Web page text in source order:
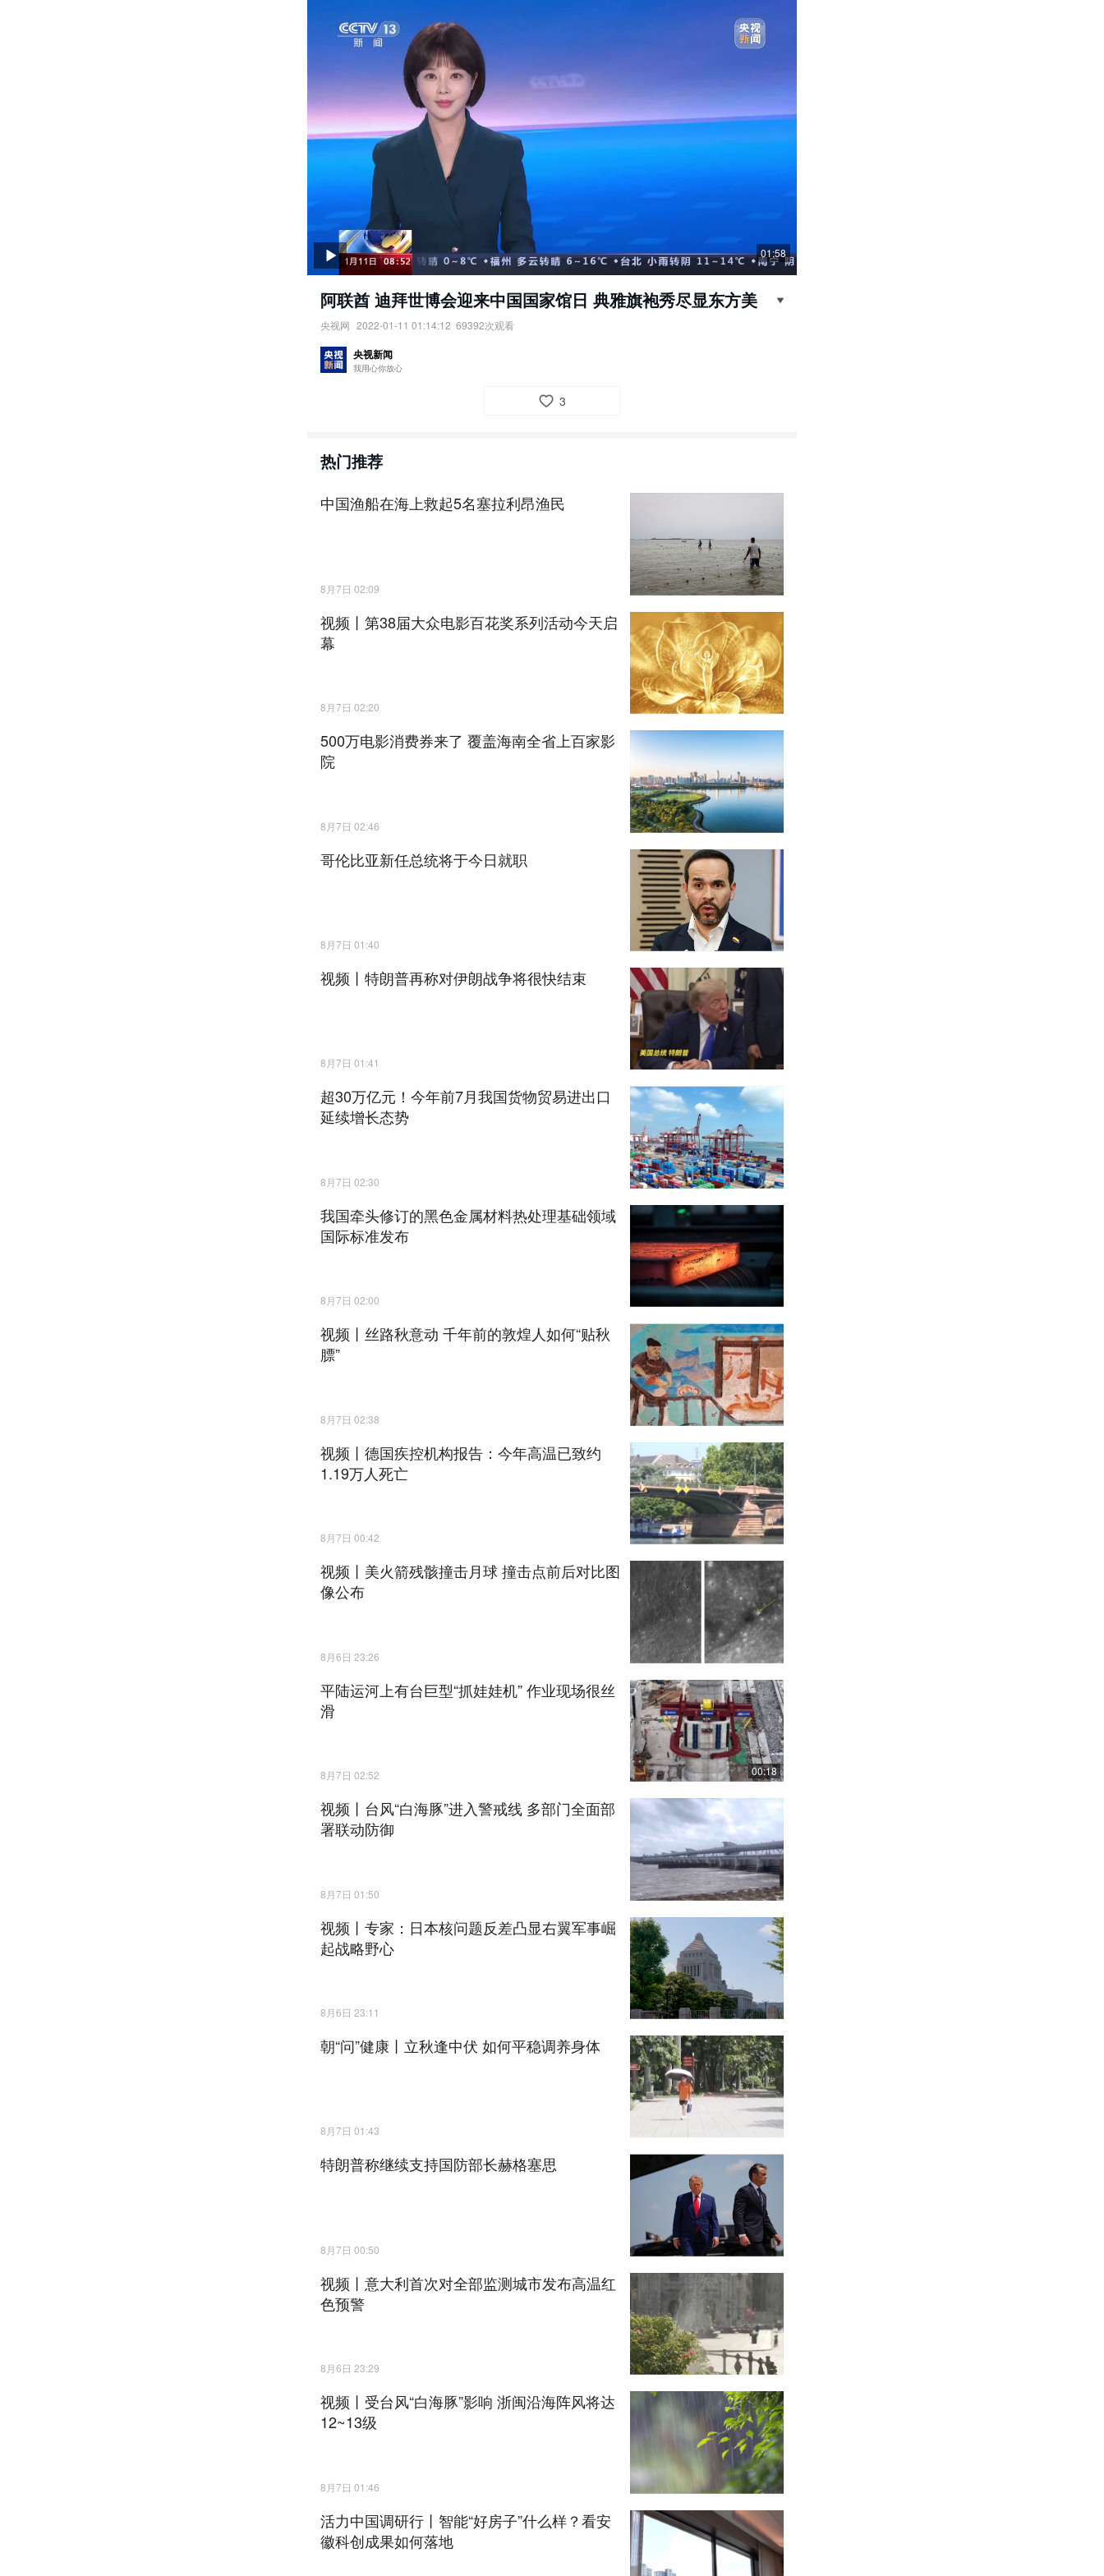
01:58
阿联酋 迪拜世博会迎来中国国家馆日 典雅旗袍秀尽显东方美
央视网 2022-01-11 01:14:12 69392次观看
责任编辑：央视网
央视新闻
我用心你放心
3
热门推荐
中国渔船在海上救起5名塞拉利昂渔民
8月7日 02:09
视频丨第38届大众电影百花奖系列活动今天启
幕
8月7日 02:20
500万电影消费券来了 覆盖海南全省上百家影
院
8月7日 02:46
哥伦比亚新任总统将于今日就职
8月7日 01:40
视频丨特朗普再称对伊朗战争将很快结束
8月7日 01:41
超30万亿元！今年前7月我国货物贸易进出口
延续增长态势
8月7日 02:30
我国牵头修订的黑色金属材料热处理基础领域
国际标准发布
8月7日 02:00
视频丨丝路秋意动 千年前的敦煌人如何“贴秋
膘”
8月7日 02:38
视频丨德国疾控机构报告：今年高温已致约
1.19万人死亡
8月7日 00:42
视频丨美火箭残骸撞击月球 撞击点前后对比图
像公布
8月6日 23:26
平陆运河上有台巨型“抓娃娃机” 作业现场很丝
滑
8月7日 02:52 00:18
视频丨台风“白海豚”进入警戒线 多部门全面部
署联动防御
8月7日 01:50
视频丨专家：日本核问题反差凸显右翼军事崛
起战略野心
8月6日 23:11
朝“问”健康丨立秋逢中伏 如何平稳调养身体
8月7日 01:43
特朗普称继续支持国防部长赫格塞思
8月7日 00:50
视频丨意大利首次对全部监测城市发布高温红
色预警
8月6日 23:29
视频丨受台风“白海豚”影响 浙闽沿海阵风将达
12~13级
8月7日 01:46
活力中国调研行丨智能“好房子”什么样？看安
徽科创成果如何落地